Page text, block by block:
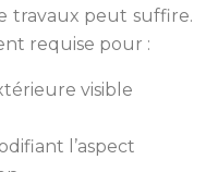
travaux peut suffire.
requise pour :
visible
l’aspect